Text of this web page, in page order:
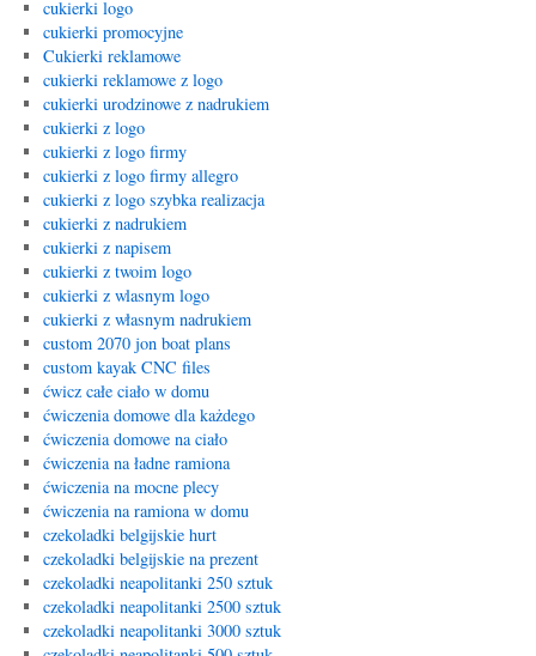
cukierki logo
cukierki promocyjne
Cukierki reklamowe
cukierki reklamowe z logo
cukierki urodzinowe z nadrukiem
cukierki z logo
cukierki z logo firmy
cukierki z logo firmy allegro
cukierki z logo szybka realizacja
cukierki z nadrukiem
cukierki z napisem
cukierki z twoim logo
cukierki z wlasnym logo
cukierki z własnym nadrukiem
custom 2070 jon boat plans
custom kayak CNC files
ćwicz całe ciało w domu
ćwiczenia domowe dla każdego
ćwiczenia domowe na ciało
ćwiczenia na ładne ramiona
ćwiczenia na mocne plecy
ćwiczenia na ramiona w domu
czekoladki belgijskie hurt
czekoladki belgijskie na prezent
czekoladki neapolitanki 250 sztuk
czekoladki neapolitanki 2500 sztuk
czekoladki neapolitanki 3000 sztuk